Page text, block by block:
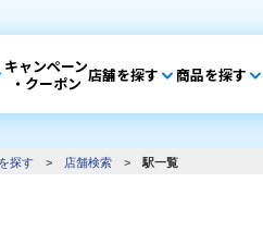
キャンペーン
・クーポン 店舗を探す 商品を探す
探す > 店舗検索 > 駅一覧